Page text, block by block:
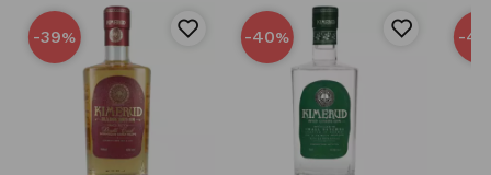
-39% -40% -40